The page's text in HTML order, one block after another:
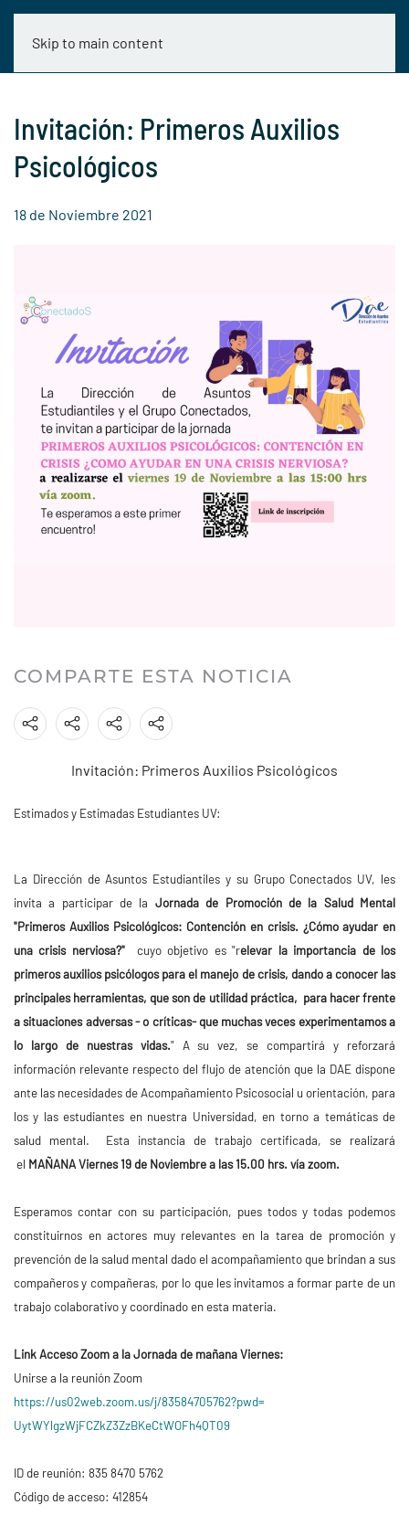
Skip to main content
Invitación: Primeros Auxilios
Psicológicos
18 de Noviembre 2021
COMPARTE ESTA NOTICIA
Invitación: Primeros Auxilios Psicológicos
Estimados y Estimadas Estudiantes UV:
La Dirección de Asuntos Estudiantiles y su Grupo Conectados UV, les
invita a participar de la Jornada de Promoción de la Salud Mental
"Primeros Auxilios Psicológicos: Contención en crisis. ¿Cómo ayudar en
una crisis nerviosa?"cuyo objetivo es "relevar la importancia de los
primeros auxilios psicólogos para el manejo de crisis, dando a conocer las
principales herramientas, que son de utilidad práctica, para hacer frente
a situaciones adversas - o críticas- que muchas veces experimentamos a
lo largo de nuestras vidas." A su vez, se compartirá y reforzará
información relevante respecto del flujo de atención que la DAE dispone
ante las necesidades de Acompañamiento Psicosocial u orientación, para
los y las estudiantes en nuestra Universidad, en torno a temáticas de
salud mental. Esta instancia de trabajo certificada, se realizará
el MAÑANA Viernes 19 de Noviembre a las 15.00 hrs. vía zoom.
Esperamos contar con su participación, pues todos y todas podemos
constituirnos en actores muy relevantes en la tarea de promoción y
prevención de la salud mental dado el acompañamiento que brindan a sus
compañeros y compañeras, por lo que les invitamos a formar parte de un
trabajo colaborativo y coordinado en esta materia.
Link Acceso Zoom a la Jornada de mañana Viernes:
Unirse a la reunión Zoom
https://us02web.zoom.us/j/83584705762?pwd=
UytWYlgzWjFCZkZ3ZzBKeCtWOFh4QT09
ID de reunión: 835 8470 5762
Código de acceso: 412854